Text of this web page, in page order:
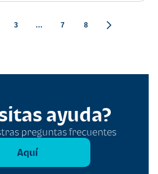
3 … 7 8
ayuda?
preguntas frecuentes
Aquí